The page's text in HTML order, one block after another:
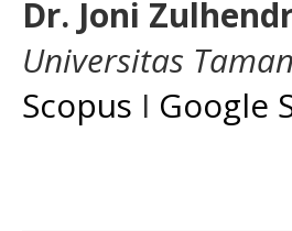
Dr. Joni
Universitas
Scopus I Google